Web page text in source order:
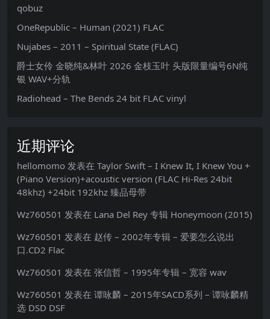
qobuz
OneRepublic – Human (2021) FLAC
Nujabes – 2011 – Spiritual State (FLAC)
爵士女伶 金晓纯&林叶 2026 金枝玉叶 头版限量编号6N纯
银 WAV+分轨
Radiohead – The Bends 24 bit FLAC vinyl
近期评论
hellomomo 发表在 Taylor Swift – I Knew It, I Knew You +
(Piano Version)+acoustic version (FLAC Hi-Res 24bit
48khz) +24bit 192khz 臻品母带
Wz760501 发表在 Lana Del Rey 专辑 Honeymoon (2015)
Wz760501 发表在 赵传 – 2002年专辑 – 爱要怎么说出
口.CD2 Flac
Wz760501 发表在 张信哲 – 1995年专辑 – 宽容 wav
Wz760501 发表在 谭咏麟 – 2015年SACD系列 – 谭咏麟精
选 DSD DSF